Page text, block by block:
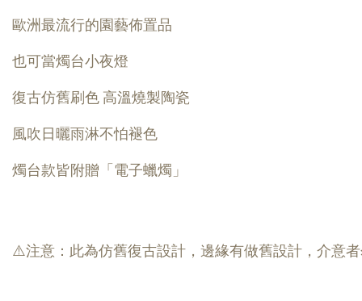
歐洲最流行的園藝佈置品
也可當燭台小夜燈
復古仿舊刷色 高溫燒製陶瓷
風吹日曬雨淋不怕褪色
燭台款皆附贈「電子蠟燭」
⚠️注意：此為仿舊復古設計，邊緣有做舊設計，介意